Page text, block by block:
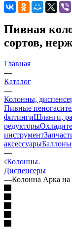
Пивная
сортов,
Главная
—
Каталог
—
Колонны,
Пивные
фитингиШланги,
редукторы
инструмент
аксессуарыБаллоны
—
Колонны
Диспенсеры
—Колонна Арка на